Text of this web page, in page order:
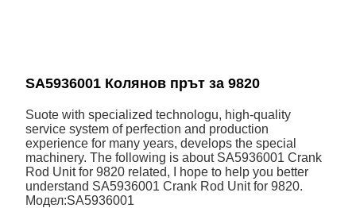
SA5936001 Колянов прът за 9820
Suote with specialized technologu, high-quality
service system of perfection and production
experience for many years, develops the special
machinery. The following is about SA5936001 Crank
Rod Unit for 9820 related, I hope to help you better
understand SA5936001 Crank Rod Unit for 9820.
Модел:SA5936001